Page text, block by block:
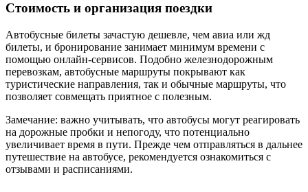
Стоимость и организация поездки
Автобусные билеты зачастую дешевле, чем авиа или жд
билеты, и бронирование занимает минимум времени с
помощью онлайн-сервисов. Подобно железнодорожным
перевозкам, автобусные маршруты покрывают как
туристические направления, так и обычные маршруты, что
позволяет совмещать приятное с полезным.
Замечание: важно учитывать, что автобусы могут реагировать
на дорожные пробки и непогоду, что потенциально
увеличивает время в пути. Прежде чем отправляться в дальнее
путешествие на автобусе, рекомендуется ознакомиться с
отзывами и расписаниями.